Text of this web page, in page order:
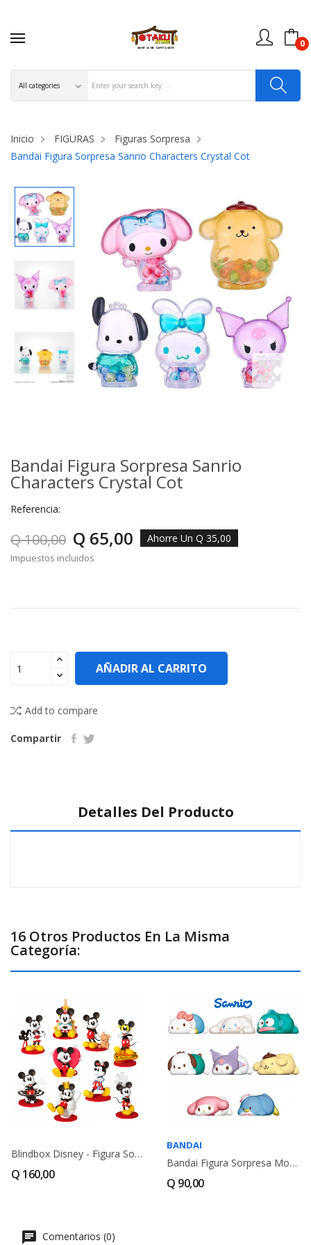
0
Inicio FIGURAS
Figuras Sorpresa
Bandai Figura Sorpresa Sanrio Characters Crystal Cot
OFERTAS ONLINE
Bandai Figura Sorpresa Sanrio
Characters Crystal Cot
Referencia:
Q 100,00 Q 65,00 Ahorre Un Q 35,00
Impuestos incluidos
AÑADIR AL CARRITO
Add to compare
Compartir
Detalles Del Producto
16 Otros Productos En La Misma
Categoría:
Blindbox Disney - Figura Sorpresa Mickey...
Q 160,00
BANDAI
Bandai Figura Sorpresa Mochiri Kororin Sanrio...
Q 90,00
Comentarios (0)